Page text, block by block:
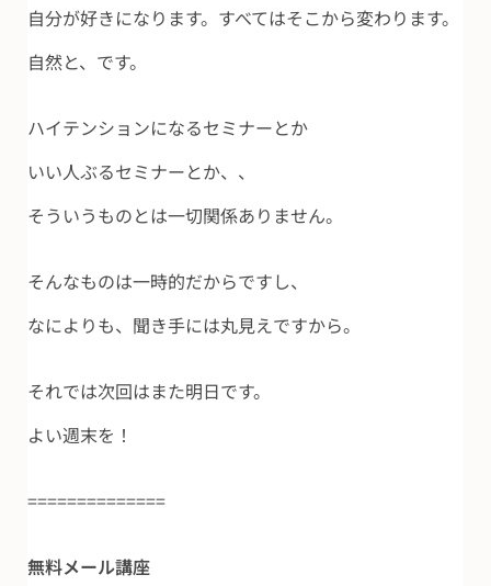
自分が好きになります。すべてはそこから変わります。
自然と、です。
ハイテンションになるセミナーとか
いい人ぶるセミナーとか、、
そういうものとは一切関係ありません。
そんなものは一時的だからですし、
なによりも、聞き手には丸見えですから。
それでは次回はまた明日です。
よい週末を！
==============
無料メール講座